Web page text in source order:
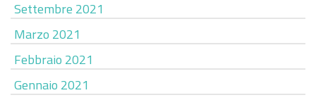
Settembre 2021
Marzo 2021
Febbraio 2021
Gennaio 2021